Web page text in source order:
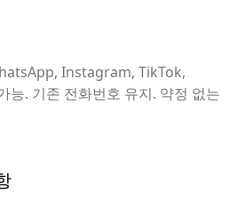
Instagram, TikTok,
능. 기존 전화번호 유지. 약정 없는